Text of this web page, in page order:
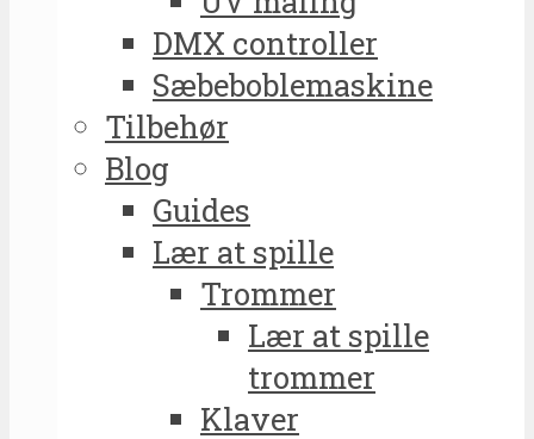
DMX controller
Sæbeboblemaskine
Tilbehør
Blog
Guides
Lær at spille
Trommer
Lær at spille
trommer
Klaver